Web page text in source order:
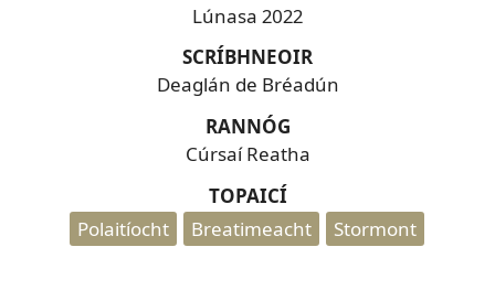
Lúnasa 2022
SCRÍBHNEOIR
Deaglán de Bréadún
RANNÓG
Cúrsaí Reatha
TOPAICÍ
Polaitíocht
Breatimeacht Stormont